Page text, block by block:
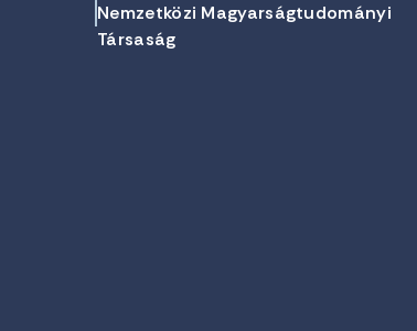
Nemzetközi Magyarságtudományi
Társaság